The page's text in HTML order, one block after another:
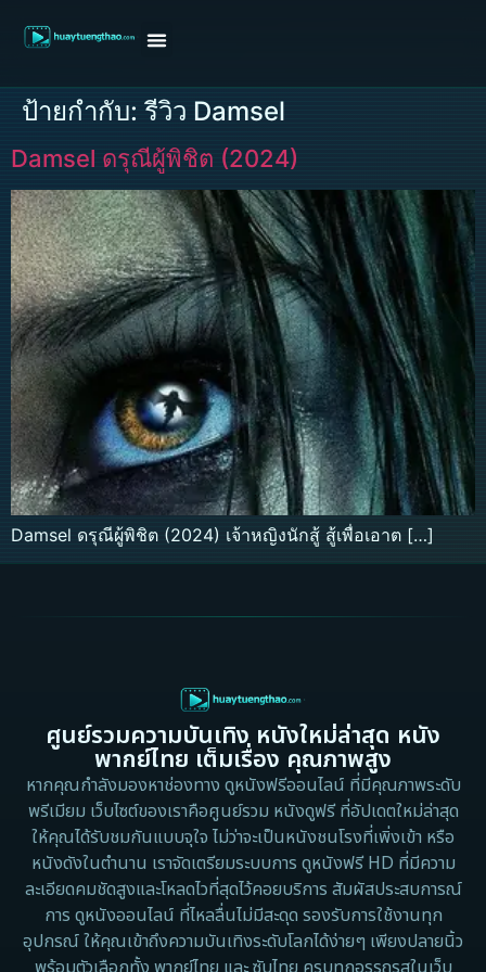
ป้ายกำกับ: รีวิว Damsel
Damsel ดรุณีผู้พิชิต (2024)
Damsel ดรุณีผู้พิชิต (2024) เจ้าหญิงนักสู้ สู้เพื่อเอาต […]
ศูนย์รวมความบันเทิง หนังใหม่ล่าสุด หนัง
พากย์ไทย เต็มเรื่อง คุณภาพสูง
หากคุณกำลังมองหาช่องทาง ดูหนังฟรีออนไลน์ ที่มีคุณภาพระดับ
พรีเมียม เว็บไซต์ของเราคือศูนย์รวม หนังดูฟรี ที่อัปเดตใหม่ล่าสุด
ให้คุณได้รับชมกันแบบจุใจ ไม่ว่าจะเป็นหนังชนโรงที่เพิ่งเข้า หรือ
หนังดังในตำนาน เราจัดเตรียมระบบการ ดูหนังฟรี HD ที่มีความ
ละเอียดคมชัดสูงและโหลดไวที่สุดไว้คอยบริการ สัมผัสประสบการณ์
การ ดูหนังออนไลน์ ที่ไหลลื่นไม่มีสะดุด รองรับการใช้งานทุก
อุปกรณ์ ให้คุณเข้าถึงความบันเทิงระดับโลกได้ง่ายๆ เพียงปลายนิ้ว